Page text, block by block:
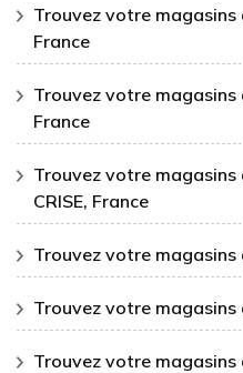
Trouvez votre magasins
France
Trouvez votre magasins
France
Trouvez votre magasins
CRISE, France
Trouvez votre magasins
Trouvez votre magasins
Trouvez votre magasins